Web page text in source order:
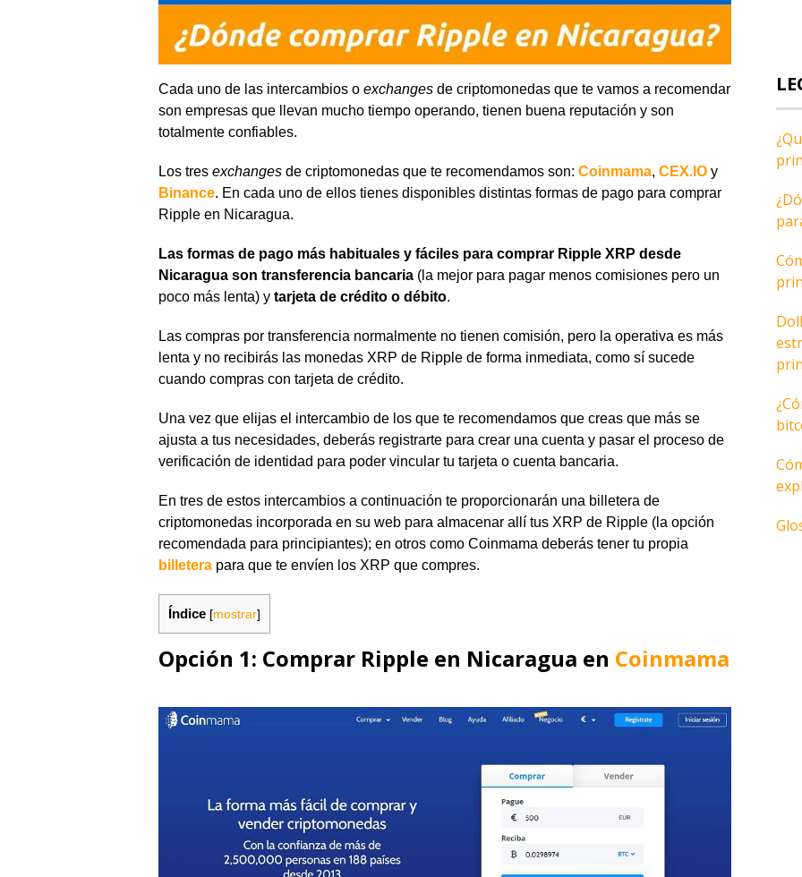
Cada uno de las intercambios o exchanges de criptomonedas que te vamos a recomendar
son empresas que llevan mucho tiempo operando, tienen buena reputación y son
totalmente confiables.
Los tres exchanges de criptomonedas que te recomendamos son: Coinmama, CEX.IO y
Binance. En cada uno de ellos tienes disponibles distintas formas de pago para comprar
Ripple en Nicaragua.
Las formas de pago más habituales y fáciles para comprar Ripple XRP desde
Nicaragua son transferencia bancaria (la mejor para pagar menos comisiones pero un
poco más lenta) y tarjeta de crédito o débito.
Las compras por transferencia normalmente no tienen comisión, pero la operativa es más
lenta y no recibirás las monedas XRP de Ripple de forma inmediata, como sí sucede
cuando compras con tarjeta de crédito.
Una vez que elijas el intercambio de los que te recomendamos que creas que más se
ajusta a tus necesidades, deberás registrarte para crear una cuenta y pasar el proceso de
verificación de identidad para poder vincular tu tarjeta o cuenta bancaria.
En tres de estos intercambios a continuación te proporcionarán una billetera de
criptomonedas incorporada en su web para almacenar allí tus XRP de Ripple (la opción
recomendada para principiantes); en otros como Coinmama deberás tener tu propia
billetera para que te envíen los XRP que compres.
Índice [mostrar]
Opción 1: Comprar Ripple en Nicaragua en Coinmama